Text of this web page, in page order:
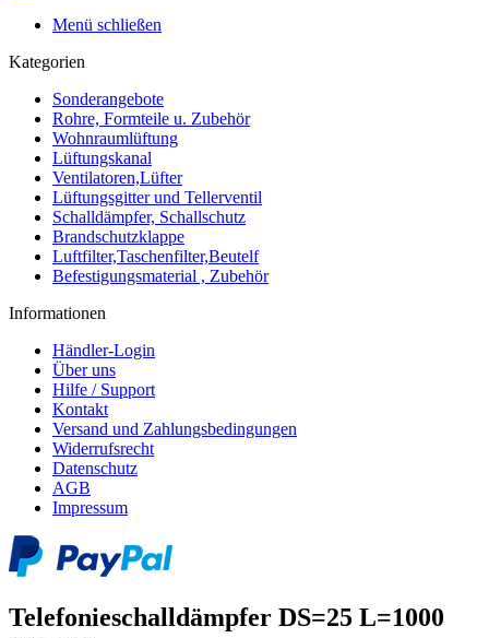
Menü schließen
Kategorien
Sonderangebote
Rohre, Formteile u. Zubehör
Wohnraumlüftung
Lüftungskanal
Ventilatoren,Lüfter
Lüftungsgitter und Tellerventil
Schalldämpfer, Schallschutz
Brandschutzklappe
Luftfilter,Taschenfilter,Beutelf
Befestigungsmaterial , Zubehör
Informationen
Händler-Login
Über uns
Hilfe / Support
Kontakt
Versand und Zahlungsbedingungen
Widerrufsrecht
Datenschutz
AGB
Impressum
Telefonieschalldämpfer DS=25 L=1000